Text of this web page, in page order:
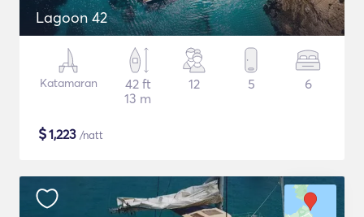
Lagoon 42
Katamaran
42 ft
13 m
12 5 6
$1,223 /natt